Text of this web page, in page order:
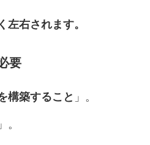
左右されます。
要
構築すること 」。
。